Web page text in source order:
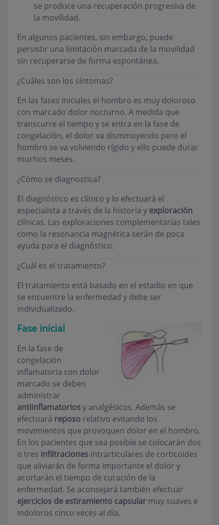
se produce una recuperación progresiva de
la movilidad.
En algunos pacientes, sin embargo, puede
persistir una limitación marcada de la movilidad
sin recuperarse de forma espontánea.
¿Cuáles son los síntomas?
En las fases iniciales el hombro es muy doloroso
con marcado dolor nocturno. A medida que
transcurre el tiempo y se entra en la fase de
congelación, el dolor va disminuyendo pero el
hombro se va volviendo rígido y ello puede durar
muchos meses.
¿Cómo se diagnostica?
El diagnóstico es clínico y lo efectuará el
especialista a través de la historia y exploración
clínicas. Las exploraciones complementarias tales
como la resonancia magnética serán de poca
ayuda para el diagnóstico.
¿Cuál es el tratamiento?
El tratamiento está basado en el estadio en que
se encuentre la enfermedad y debe ser
individualizado.
Fase inicial
En la fase de
congelación
inflamatoria con dolor
marcado se deben
administrar
antiinflamatoriosy analgésicos. Además se
efectuará reposo relativo evitando los
movimientos que provoquen dolor en el hombro.
En los pacientes que sea posible se colocarán dos
o tres infiltraciones intrarticulares de corticoides
que aliviarán de forma importante el dolor y
acortarán el tiempo de curación de la
enfermedad. Se aconsejará también efectuar
ejercicios de estiramiento capsular muy suaves e
indoloros cinco veces al día.